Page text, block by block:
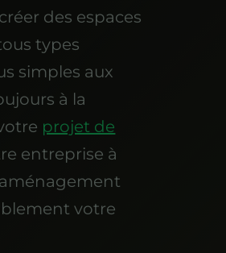
des espaces
types
simples aux
à la
projet de
entreprise à
votre